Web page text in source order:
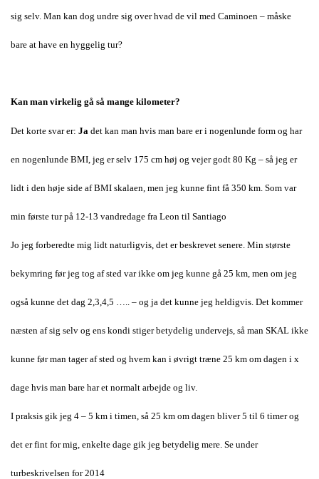
sig selv. Man kan dog undre sig over hvad de vil med Caminoen – måske
bare at have en hyggelig tur?
Kan man virkelig gå så mange kilometer?
Det korte svar er: Ja det kan man hvis man bare er i nogenlunde form og har
en nogenlunde BMI, jeg er selv 175 cm høj og vejer godt 80 Kg – så jeg er
lidt i den høje side af BMI skalaen, men jeg kunne fint få 350 km. Som var
min første tur på 12-13 vandredage fra Leon til Santiago
Jo jeg forberedte mig lidt naturligvis, det er beskrevet senere. Min største
bekymring før jeg tog af sted var ikke om jeg kunne gå 25 km, men om jeg
også kunne det dag 2,3,4,5 ….. – og ja det kunne jeg heldigvis. Det kommer
næsten af sig selv og ens kondi stiger betydelig undervejs, så man SKAL ikke
kunne før man tager af sted og hvem kan i øvrigt træne 25 km om dagen i x
dage hvis man bare har et normalt arbejde og liv.
I praksis gik jeg 4 – 5 km i timen, så 25 km om dagen bliver 5 til 6 timer og
det er fint for mig, enkelte dage gik jeg betydelig mere. Se under
turbeskrivelsen for 2014